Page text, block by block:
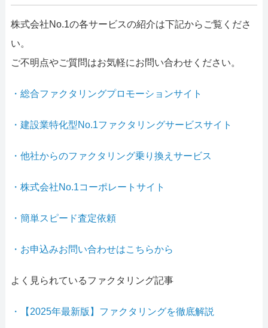
株式会社No.1の各サービスの紹介は下記からご覧くださ
い。
ご不明点やご質問はお気軽にお問い合わせください。
・総合ファクタリングプロモーションサイト
・建設業特化型No.1ファクタリングサービスサイト
・他社からのファクタリング乗り換えサービス
・株式会社No.1コーポレートサイト
・簡単スピード査定依頼
・お申込みお問い合わせはこちらから
よく見られているファクタリング記事
・【2025年最新版】ファクタリングを徹底解説